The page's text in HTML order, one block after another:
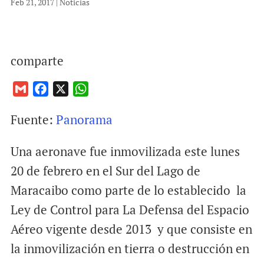
comparte
a
l
c
b
o
k
a
s
p
Fuente: Panorama
Una aeronave fue inmovilizada este lunes
20 de febrero en el Sur del Lago de
Maracaibo como parte de lo establecido la
Ley de Control para La Defensa del Espacio
Aéreo vigente desde 2013 y que consiste en
la inmovilización en tierra o destrucción en